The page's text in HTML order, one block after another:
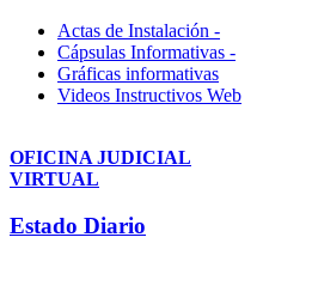
Actas de Instalación -
Cápsulas Informativas -
Gráficas informativas
Videos Instructivos Web
OFICINA JUDICIAL
VIRTUAL
Estado Diario